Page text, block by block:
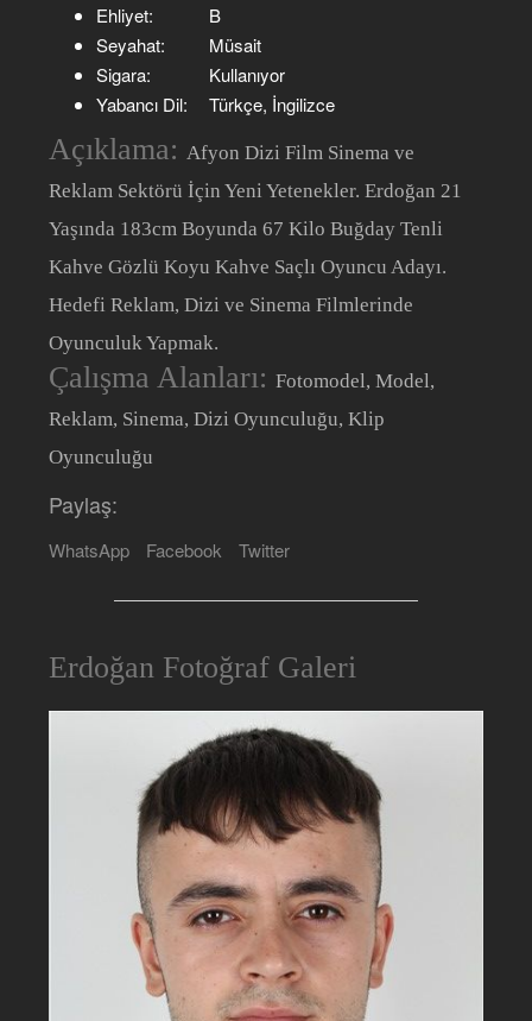
Ehliyet:
B
Seyahat:
Müsait
Sigara:
Kullanıyor
Yabancı Dil:
Türkçe, İngilizce
Açıklama:Afyon Dizi Film Sinema ve
Reklam Sektörü İçin Yeni Yetenekler. Erdoğan 21
Yaşında 183cm Boyunda 67 Kilo Buğday Tenli
Kahve Gözlü Koyu Kahve Saçlı Oyuncu Adayı.
Hedefi Reklam, Dizi ve Sinema Filmlerinde
Oyunculuk Yapmak.
Çalışma Alanları:Fotomodel, Model,
Reklam, Sinema, Dizi Oyunculuğu, Klip
Oyunculuğu
Paylaş:
WhatsApp Facebook Twitter
Erdoğan Fotoğraf Galeri